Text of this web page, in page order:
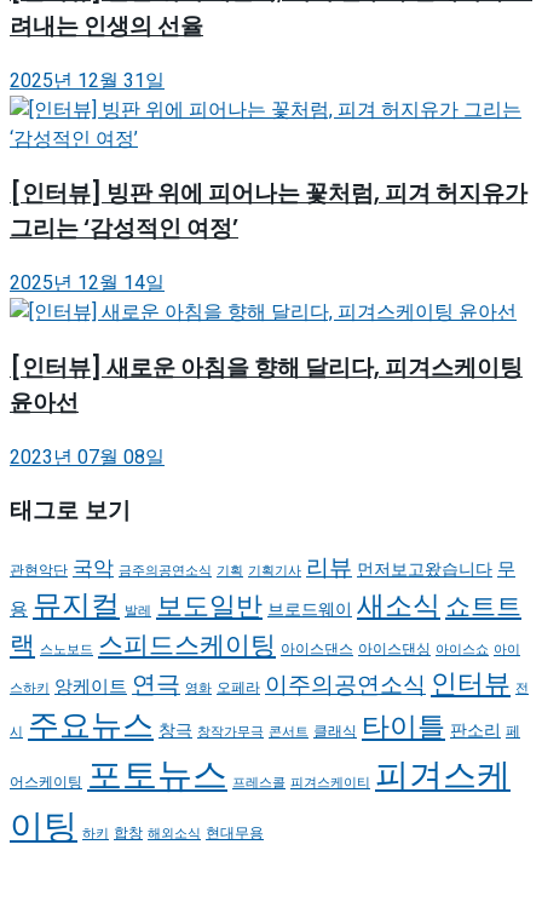
려내는 인생의 선율
2025년 12월 31일
[인터뷰] 빙판 위에 피어나는 꽃처럼, 피겨 허지유가
그리는 ‘감성적인 여정’
2025년 12월 14일
[인터뷰] 새로운 아침을 향해 달리다, 피겨스케이팅
윤아선
2023년 07월 08일
태그로 보기
관현악단 국악 금주의공연소식 기획 기획기사 리뷰 먼저보고왔습니다 무
용 뮤지컬 발레 보도일반 브로드웨이 새소식쇼트트
랙 스노보드 스피드스케이팅 아이스댄스 아이스댄싱 아이스쇼 아이
스하키 앙케이트 연극 영화 오페라 이주의공연소식 인터뷰 전
시 주요뉴스 창극 창작가무극 콘서트 클래식 타이틀 판소리 페
어스케이팅 포토뉴스 프레스콜 피겨스케이티 피겨스케
이팅 하키 합창 해외소식 현대무용